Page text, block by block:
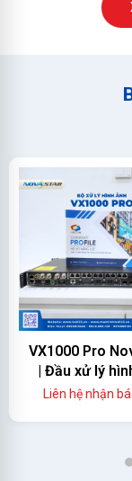
VX1000 Pro
| Đầu xử lý
màn hình
Liên hệ nhận